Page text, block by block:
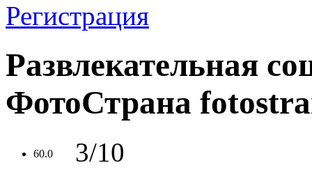
Регистрация
Развлекательная
ФотоСтрана
60.0
3/10